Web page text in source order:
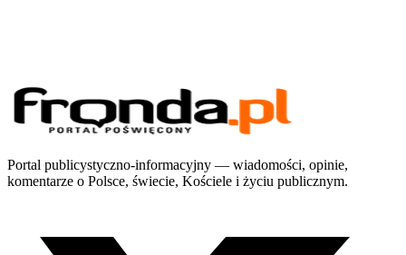
Portal publicystyczno-informacyjny — wiadomości, opinie,
komentarze o Polsce, świecie, Kościele i życiu publicznym.